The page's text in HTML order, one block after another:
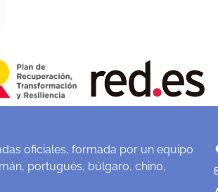
oficiales, formada por un equipo
portugués, búlgaro, chino,